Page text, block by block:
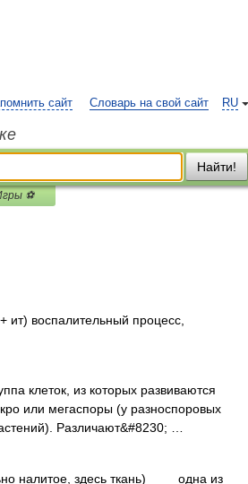
RU
сайт Словарь на свой сайт
Найти!
⚽
воспалительный процесс,
клеток, из которых развиваются
или мегаспоры (у разноспоровых
Различают&#8230; …
налитое, здесь ткань) одна из